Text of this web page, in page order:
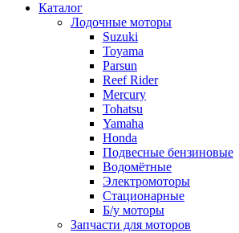
Каталог
Лодочные моторы
Suzuki
Toyama
Parsun
Reef Rider
Mercury
Tohatsu
Yamaha
Honda
Подвесные бензиновые
Водомётные
Электромоторы
Стационарные
Б/у моторы
Запчасти для моторов